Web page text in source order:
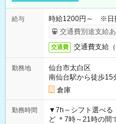
給与
時給1200円～ ※日
交通費別途支給あ
交通費 交通費支給（
勤務地
仙台市太白区
南仙台駅から徒歩15
倉庫
勤務時間
▼7h～シフト選べる
ど ＊7時～21時の間